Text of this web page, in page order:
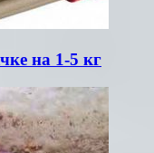
на 1-5 кг